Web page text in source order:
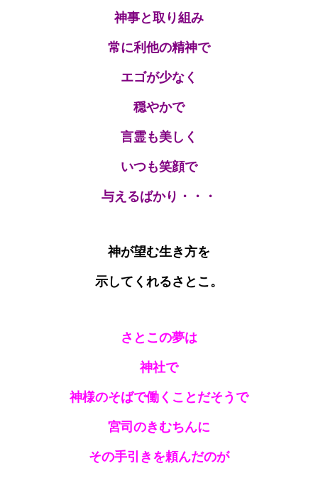
神事と取り組み
常に利他の精神で
エゴが少なく
穏やかで
言霊も美しく
いつも笑顔で
与えるばかり・・・
神が望む生き方を
示してくれるさとこ。
さとこの夢は
神社で
神様のそばで働くことだそうで
宮司のきむちんに
その手引きを頼んだのが